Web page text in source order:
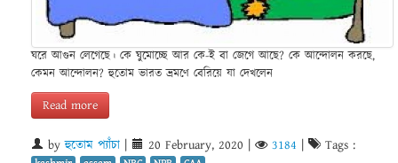
ঘরে আগুন লেগেছে। কে ঘুমোচ্ছে আর কে-ই বা জেগে আছে? কে আন্দোলন করছে,
কেমন আন্দোলন? হুতোম ভারত ভ্রমণে বেরিয়ে যা দেখলেন
Read more
byহুতোম প্যাঁচা 20 February, 2020 3184 Tags :